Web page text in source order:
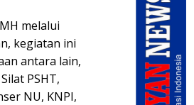
melalui
kegiatan ini
antara lain,
PSHT,
NU, KNPI,